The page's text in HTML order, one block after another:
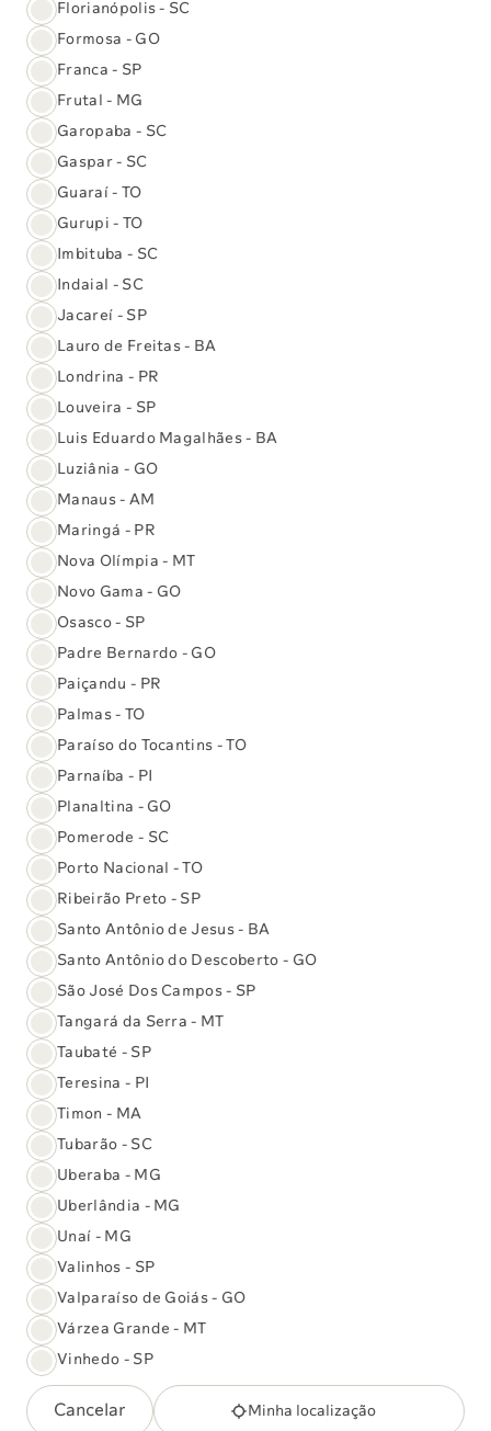
Exame genético que detecta mais de
390 genes associados a doenças.
Destaques
Da Loja Virtual
Testosterona Livre
Beta HCG
Comprar
Ir para a Loja Virtual
Preparo de exames
Aqui você encontra a lista de exames que
realizamos e os preparos necessários, são mais de
+3,5mil tipos de exames disponíveis em todo Brasil
Check-up Executivo Sabin Prime
Avaliação personalizada da sua saúde em
Florianópolis - SC
Formosa - GO
Franca - SP
Frutal - MG
Garopaba - SC
Gaspar - SC
Guaraí - TO
Gurupi - TO
Imbituba - SC
Indaial - SC
Jacareí - SP
Lauro de Freitas - BA
Londrina - PR
Louveira - SP
Luis Eduardo Magalhães - BA
Luziânia - GO
Manaus - AM
Maringá - PR
Nova Olímpia - MT
Novo Gama - GO
Osasco - SP
Padre Bernardo - GO
Paiçandu - PR
Palmas - TO
Paraíso do Tocantins - TO
Parnaíba - PI
Planaltina - GO
Pomerode - SC
Porto Nacional - TO
Ribeirão Preto - SP
Santo Antônio de Jesus - BA
Santo Antônio do Descoberto - GO
São José Dos Campos - SP
Tangará da Serra - MT
Taubaté - SP
Teresina - PI
Timon - MA
Tubarão - SC
Uberaba - MG
Uberlândia - MG
Unaí - MG
Valinhos - SP
Valparaíso de Goiás - GO
Várzea Grande - MT
Vinhedo - SP
Cancelar Minha localização